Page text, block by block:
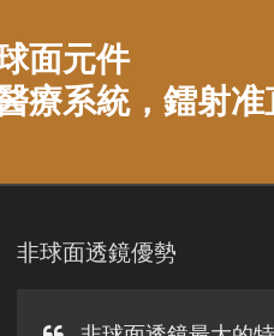
面元件
療系統，鐳射
非球面透鏡優勢